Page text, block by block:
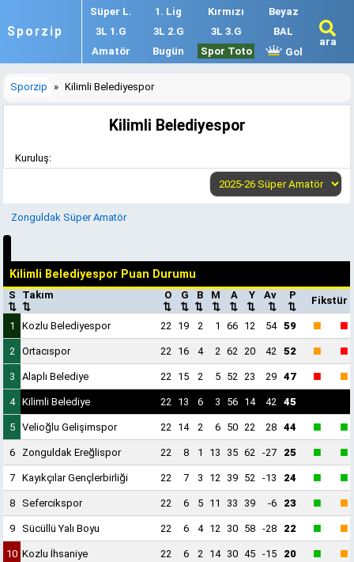
Sporzip
Süper L. 1. Lig Kırmızı
Beyaz
3L 1.G
3L 2.G 3L 3.G
BAL
Amatör
Bugün Spor Toto Gol
ara
Sporzip » Kilimli Belediyespor
Kilimli Belediyespor
Kuruluş:
Zonguldak Süper Amatör
Kilimli Belediyespor Puan Durumu
S
⇅
Takım
⇅
O
⇅
G
⇅
B
⇅
M
⇅
A
⇅
Y
⇅
Av
⇅
P
⇅
Fikstür
1 Kozlu Belediyespor 22 19 2 1 66 12 54 59 ■ ■
2 Ortacıspor 22 16 4 2 62 20 42 52 ■ ■
3 Alaplı Belediye 22 15 2 5 52 23 29 47 ■ ■
4 Kilimli Belediye 22 13 6 3 56 14 42 45
5 Velioğlu Gelişimspor 22 14 2 6 50 22 28 44 ■ ■
6 Zonguldak Ereğlispor 22 8 1 13 35 62 -27 25 ■ ■
7 Kayıkçılar Gençlerbirliği 22 7 3 12 39 52 -13 24 ■ ■
8 Sefercikspor 22 6 5 11 33 39 -6 23 ■ ■
9 Sücüllü Yalı Boyu 22 6 4 12 30 58 -28 22 ■ ■
10 Kozlu İhsaniye 22 6 2 14 30 45 -15 20 ■ ■